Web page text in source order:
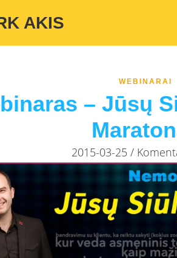
AKIS
WEBINARAI
– Jūsų
2015-03-25 /